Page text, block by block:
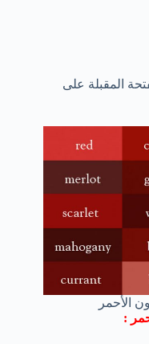
المقبلة على
الأحمر
: